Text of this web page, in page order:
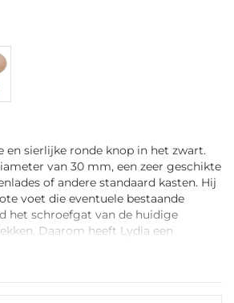
en sierlijke ronde knop in het zwart.
van 30 mm, een zeer geschikte
of andere standaard kasten. Hij
voet die eventuele bestaande
het schroefgat van de huidige
Daarom heeft Lydia een
vernieuwen door simpelweg de